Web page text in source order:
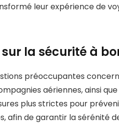
leur expérience de
la sécurité à
préoccupantes
aériennes, ainsi
plus strictes pour
de garantir la sérénité